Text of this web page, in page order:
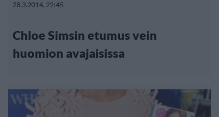
28.3.2014, 22:45
Chloe Simsin etumus vein
huomion avajaisissa